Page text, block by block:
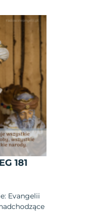
181
Evangelii